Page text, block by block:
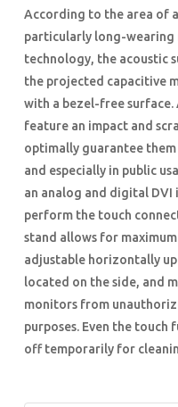
According to the area of
particularly long-wearing
technology, the acoustic
the projected capacitive
with a bezel-free surface.
feature an impact and
optimally guarantee
and especially in public
an analog and digital
perform the touch
stand allows for
adjustable horizontally
located on the side, and
monitors from
purposes. Even the touch
off temporarily for